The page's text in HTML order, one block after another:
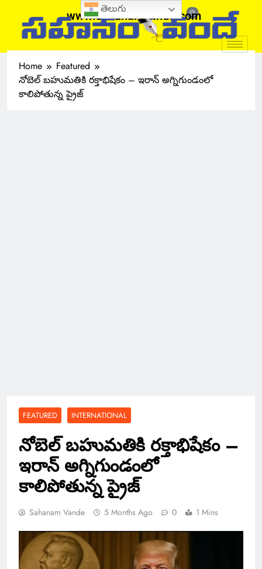
www.sahanamvande.com
Home
Featured
నోబెల్ బహుమతికి రక్తాభిషేకం – ఇరాన్ అగ్నిగుండంలో
కాలిపోతున్న ప్రైజ్
FEATURED INTERNATIONAL
నోబెల్ బహుమతికి రక్తాభిషేకం –
ఇరాన్ అగ్నిగుండంలో
కాలిపోతున్న ప్రైజ్
Sahanam Vande 5 Months Ago 0 1 Mins
తెలుగు